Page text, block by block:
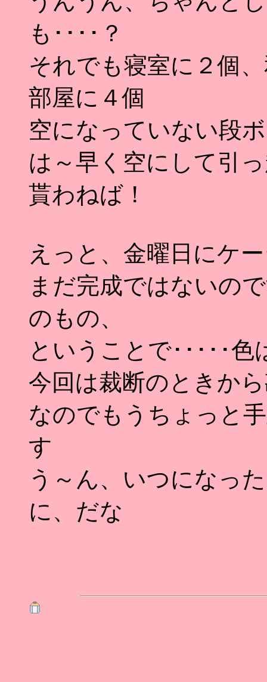
も････？
それでも寝室に２個
部屋に４個
空になっていない段
は～早く空にして引
貰わねば！
えっと、金曜日にケ
まだ完成ではないの
のもの、
ということで･････
今回は裁断のときか
なのでもうちょっと
す
う～ん、いつになっ
に、だな